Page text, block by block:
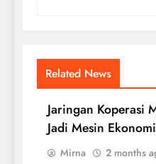
Related News
Jaringan Koperasi
Jadi Mesin
Mirna 2 months